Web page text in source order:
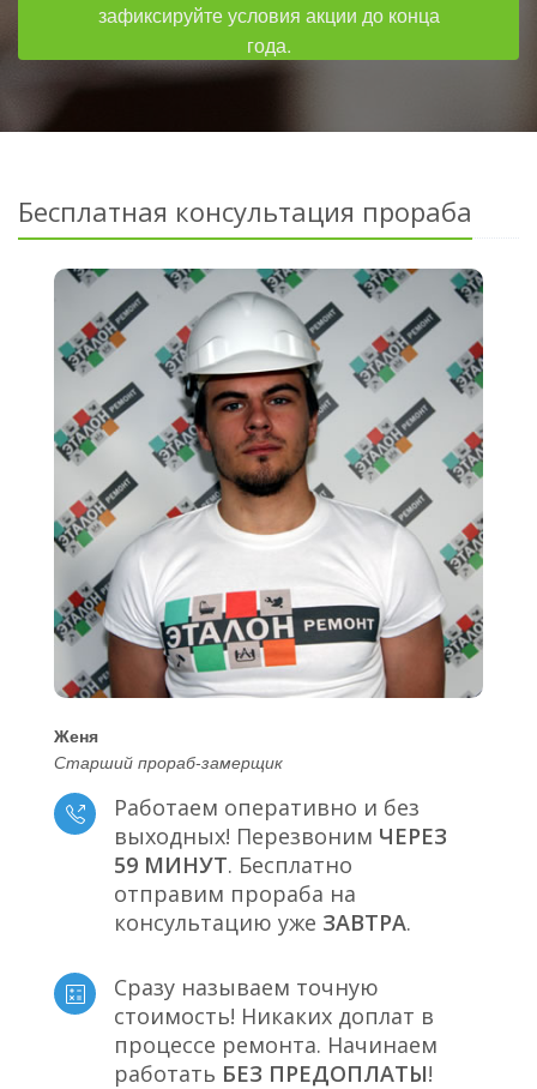
зафиксируйте условия акции до конца
года.
Бесплатная консультация прораба
Женя
Старший прораб-замерщик
Работаем оперативно и без
выходных! Перезвоним ЧЕРЕЗ
59 МИНУТ. Бесплатно
отправим прораба на
консультацию уже ЗАВТРА.
Сразу называем точную
стоимость! Никаких доплат в
процессе ремонта. Начинаем
работать БЕЗ ПРЕДОПЛАТЫ!